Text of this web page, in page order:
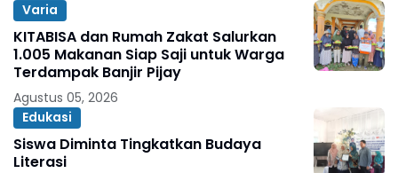
Varia
KITABISA dan Rumah Zakat Salurkan
1.005 Makanan Siap Saji untuk Warga
Terdampak Banjir Pijay
Agustus 05, 2026
Edukasi
Siswa Diminta Tingkatkan Budaya
Literasi